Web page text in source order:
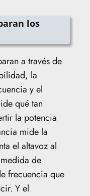
los
a través de
la
y el
qué tan
la potencia
mide la
el altavoz al
de
frecuencia que
Y el